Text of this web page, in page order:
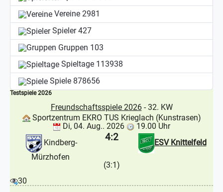
Vereine 2981
Spieler427
Gruppen 103
Spieltage 113938
Spiele 878656
Testspiele 2026
Freundschaftsspiele 2026- 32. KW
Sportzentrum EKRO TUS Krieglach (Kunstrasen)
Di, 04. Aug.. 2026
19.00 Uhr
Kindberg-
Mürzhofen
ESV Knittelfeld
4:2
(3:1)
30